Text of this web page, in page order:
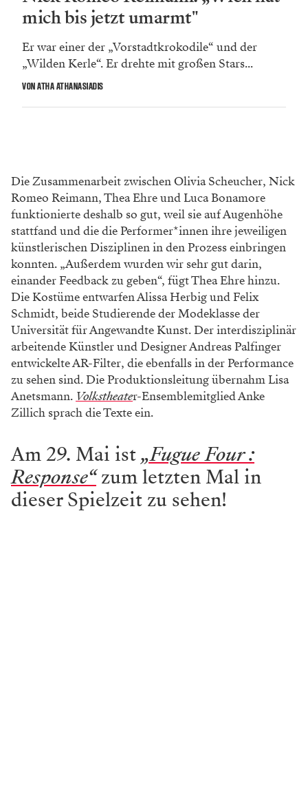
mich bis jetzt umarmt"
Er war einer der „Vorstadtkrokodile“ und der
„Wilden Kerle“. Er drehte mit großen Stars...
VON ATHA ATHANASIADIS
Die Zusammenarbeit zwischen Olivia Scheucher, Nick
Romeo Reimann, Thea Ehre und Luca Bonamore
funktionierte deshalb so gut, weil sie auf Augenhöhe
stattfand und die die Performer*innen ihre jeweiligen
künstlerischen Disziplinen in den Prozess einbringen
konnten. „Außerdem wurden wir sehr gut darin,
einander Feedback zu geben“, fügt Thea Ehre hinzu.
Die Kostüme entwarfen Alissa Herbig und Felix
Schmidt, beide Studierende der Modeklasse der
Universität für Angewandte Kunst. Der interdisziplinär
arbeitende Künstler und Designer Andreas Palfinger
entwickelte AR-Filter, die ebenfalls in der Performance
zu sehen sind. Die Produktionsleitung übernahm Lisa
Anetsmann. Volkstheater-Ensemblemitglied Anke
Zillich sprach die Texte ein.
Am 29. Mai ist„Fugue Four :
Response“zum letzten Mal in
dieser Spielzeit zu sehen!